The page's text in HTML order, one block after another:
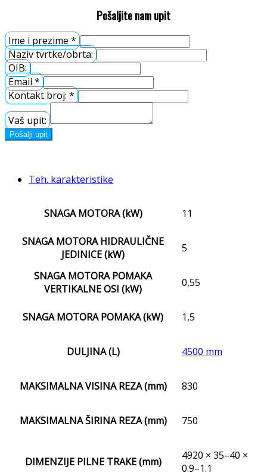
Pošaljite nam upit
Ime i prezime *
Naziv tvrtke/obrta:
OIB:
Email *
Kontakt broj: *
Vaš upit:
Pošalji upit
Teh. karakteristike
SNAGA MOTORA (kW) 11
SNAGA MOTORA HIDRAULIČNE
JEDINICE (kW)
5
SNAGA MOTORA POMAKA
VERTIKALNE OSI (kW)
0,55
SNAGA MOTORA POMAKA (kW) 1,5
DULJINA (L) 4500 mm
MAKSIMALNA VISINA REZA (mm) 830
MAKSIMALNA ŠIRINA REZA (mm) 750
DIMENZIJE PILNE TRAKE (mm)
4920 × 35–40 ×
0.9–1.1